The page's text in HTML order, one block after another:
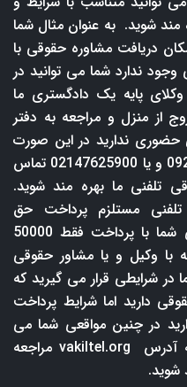
مند شوید. به عنوان مثال شما
دریافت مشاوره حقوقی با
ندارد شما می توانید در
پایه یک دادگستری ما
از منزل و مراجعه به دفتر
حضوری ندارید در این صورت
نیز می توانید با شماره 09212242670 و یا 02147625900 تماس
تلفنی ما بهره مند شوید.
مستلزم پرداخت حق
المشاوره است اما در وکلای تلفنی شما با پرداخت فقط 50000
توانید به مدت 5 دقیقه با وکیل و یا مشاور حقوقی
در شرایطی قرار می گیرید که
دارید اما شرایط پرداخت
در چنین مواقعی شما می
آدرس
vakiltel.org مراجعه
شوید.